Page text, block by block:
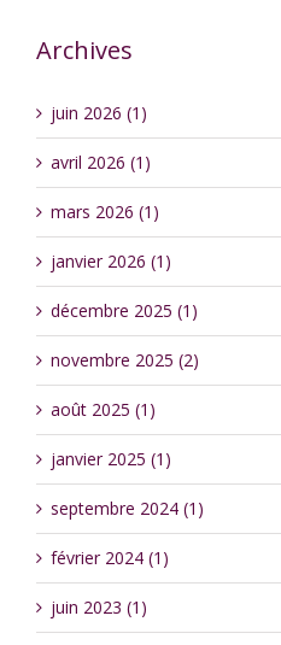
Archives
juin 2026 (1)
avril 2026 (1)
mars 2026 (1)
janvier 2026 (1)
décembre 2025 (1)
novembre 2025 (2)
août 2025 (1)
janvier 2025 (1)
septembre 2024 (1)
février 2024 (1)
juin 2023 (1)